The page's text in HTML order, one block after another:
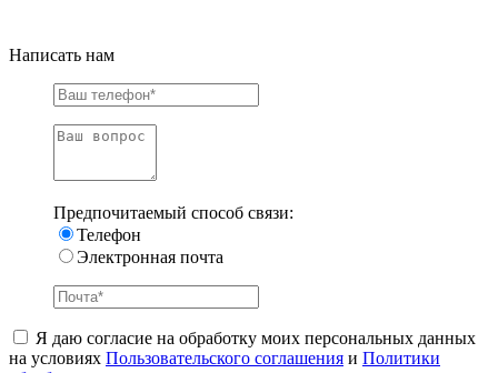
Написать нам
Предпочитаемый способ связи:
Телефон
Электронная почта
Я даю согласие на обработку моих персональных данных
на условиях Пользовательского соглашения и Политики